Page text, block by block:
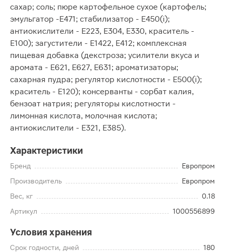
сахар; соль; пюре картофельное сухое (картофель;
эмульгатор -Е471; стабилизатор - Е450(i);
антиокислители - Е223, Е304, Е330, краситель -
Е100); загустители - Е1422, Е412; комплексная
пищевая добавка (декстроза; усилители вкуса и
аромата - Е621, Е627, Е631; ароматизаторы;
сахарная пудра; регулятор кислотности - Е500(i);
краситель - Е120); консерванты - сорбат калия,
бензоат натрия; регуляторы кислотности -
лимонная кислота, молочная кислота;
антиокислители - Е321, Е385).
Характеристики
Бренд
Европром
Производитель
Европром
Вес, кг
0.18
Артикул
1000556899
Условия хранения
Срок годности, дней
180